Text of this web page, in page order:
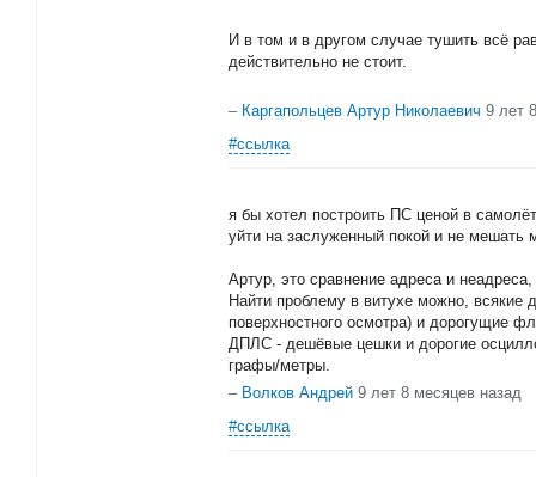
И в том и в другом случае тушить всё
действительно не стоит.
– Каргапольцев Артур Николаевич 9 лет
#ссылка
я бы хотел построить ПС ценой в
уйти на заслуженный покой и не мешать
Артур, это сравнение адреса и
Найти проблему в витухе можно, всякие
поверхностного осмотра) и дорогущие
ДПЛС - дешёвые цешки и дорогие
графы/метры.
– Волков Андрей 9 лет 8 месяцев назад
#ссылка